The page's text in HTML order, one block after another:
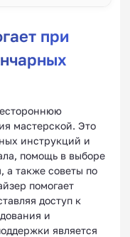
при
мастерской. Это
инструкций и
помощь в выборе
а также советы по
помогает
доступ к
и
является